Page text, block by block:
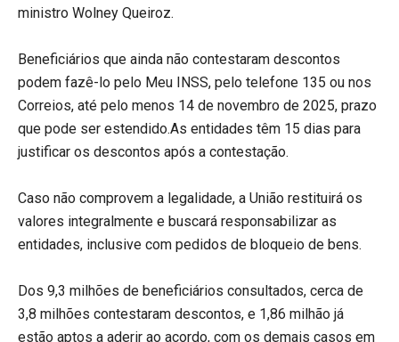
ministro Wolney Queiroz.
Beneficiários que ainda não contestaram descontos
podem fazê-lo pelo Meu INSS, pelo telefone 135 ou nos
Correios, até pelo menos 14 de novembro de 2025, prazo
que pode ser estendido.As entidades têm 15 dias para
justificar os descontos após a contestação.
Caso não comprovem a legalidade, a União restituirá os
valores integralmente e buscará responsabilizar as
entidades, inclusive com pedidos de bloqueio de bens.
Dos 9,3 milhões de beneficiários consultados, cerca de
3,8 milhões contestaram descontos, e 1,86 milhão já
estão aptos a aderir ao acordo, com os demais casos em